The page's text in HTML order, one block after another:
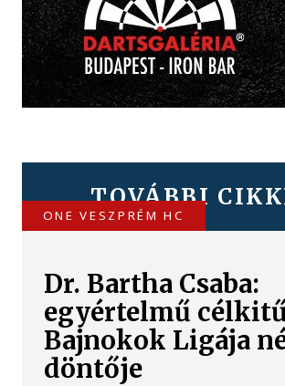
TOVÁBBI
ONE VESZPRÉM HC
Dr. Bartha Csaba:
egyértelmű
Bajnokok Ligája
döntője